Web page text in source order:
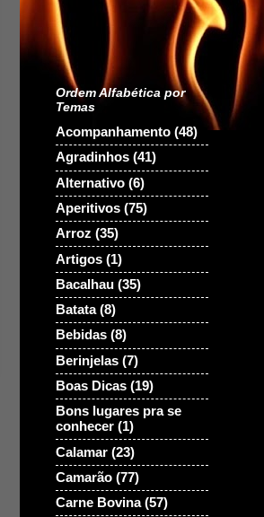
Ordem Alfabética por
Temas
Acompanhamento (48)
Agradinhos (41)
Alternativo (6)
Aperitivos (75)
Arroz (35)
Artigos (1)
Bacalhau (35)
Batata (8)
Bebidas (8)
Berinjelas (7)
Boas Dicas (19)
Bons lugares pra se
conhecer (1)
Calamar (23)
Camarão (77)
Carne Bovina (57)